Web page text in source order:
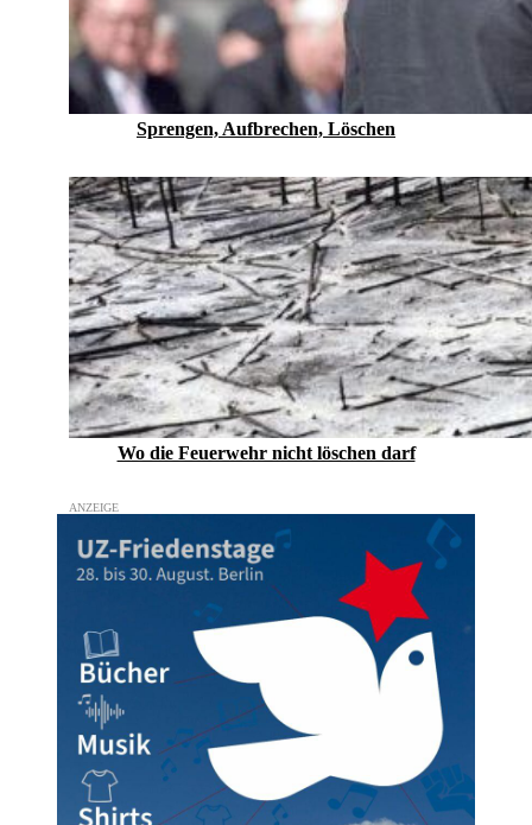
Sprengen, Aufbrechen, Löschen
Wo die Feuerwehr nicht löschen darf